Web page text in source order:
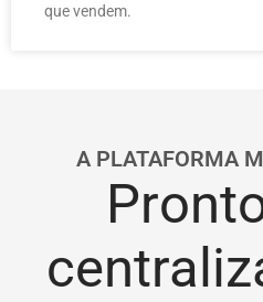
que vendem.
A PLATAFORMA